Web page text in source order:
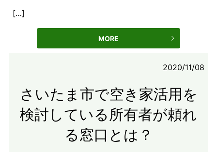
[…]
MORE
2020/11/08
さいたま市で空き家活用を
検討している所有者が頼れ
る窓口とは？